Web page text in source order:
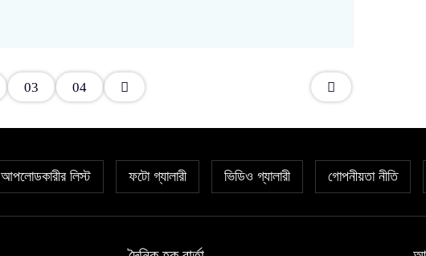
03 04
আপলোডকারীর লিস্ট ফটো গ্যালারী ভিডিও গ্যালারী গোপনীয়তা নীতি